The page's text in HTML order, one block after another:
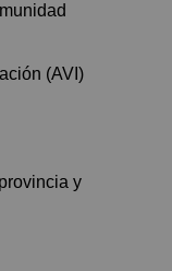
(AVI)
y